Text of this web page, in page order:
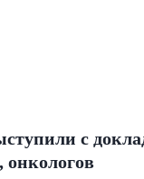
с
онкологов